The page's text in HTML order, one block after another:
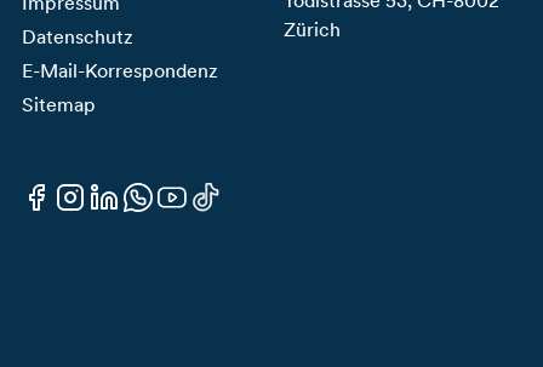
Datenschutz
E-Mail-Korrespondenz
Sitemap
Zürich